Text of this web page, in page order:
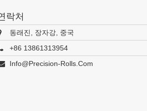
락처
동래진, 장자강, 중국
+86 13861313954
Info@precision-Rolls.com